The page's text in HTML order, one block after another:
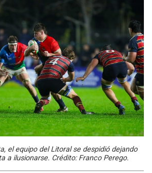
el equipo del Litoral se despidió dejando
a ilusionarse. Crédito: Franco Perego.